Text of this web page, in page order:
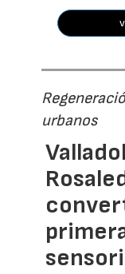
urbanos